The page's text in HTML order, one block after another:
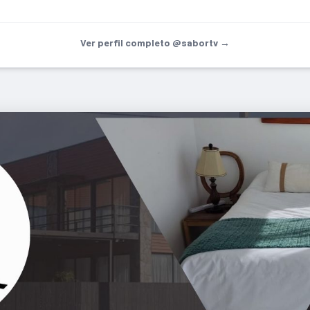
Ver perfil completo @sabortv →